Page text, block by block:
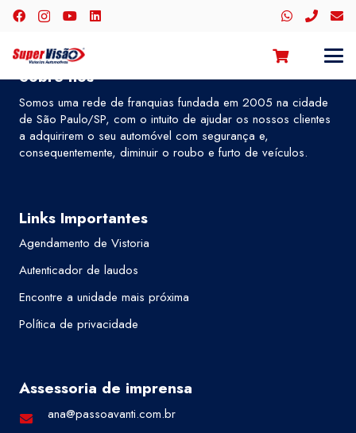
Sobre nós
Somos uma rede de franquias fundada em 2005 na cidade
de São Paulo/SP, com o intuito de ajudar os nossos clientes
a adquirirem o seu automóvel com segurança e,
consequentemente, diminuir o roubo e furto de veículos.
Links Importantes
Agendamento de Vistoria
Autenticador de laudos
Encontre a unidade mais próxima
Política de privacidade
Assessoria de imprensa
ana@passoavanti.com.br